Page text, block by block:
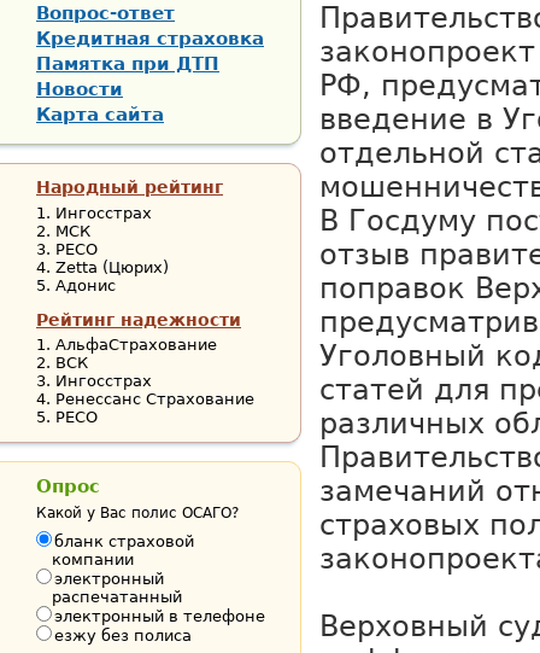
РФ,
введение в
отдельной
В Госдуму
отзыв
поправок
Уголовный
статей для
различных
замечаний
страховых
Верховный
Вопрос-ответ
Кредитная страховка
Памятка при ДТП
Новости
Карта сайта
Народный рейтинг
Ингосстрах
МСК
РЕСО
Zetta (Цюрих)
Адонис
Рейтинг надежности
АльфаСтрахование
ВСК
Ингосстрах
Ренессанс Страхование
РЕСО
Опрос
Какой у Вас полис ОСАГО?
бланк страховой
компании
электронный
распечатанный
электронный в телефоне
езжу без полиса